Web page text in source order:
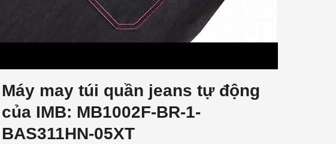
Máy may túi quần jeans tự động
của IMB: MB1002F-BR-1-
BAS311HN-05XT